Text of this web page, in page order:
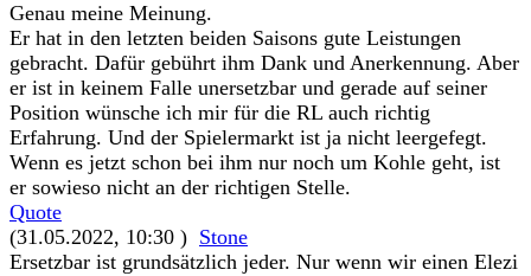
Genau meine Meinung.
Er hat in den letzten beiden Saisons gute Leistungen
gebracht. Dafür gebührt ihm Dank und Anerkennung. Aber
er ist in keinem Falle unersetzbar und gerade auf seiner
Position wünsche ich mir für die RL auch richtig
Erfahrung. Und der Spielermarkt ist ja nicht leergefegt.
Wenn es jetzt schon bei ihm nur noch um Kohle geht, ist
er sowieso nicht an der richtigen Stelle.
Quote
(31.05.2022, 10:30 ) Stone
Ersetzbar ist grundsätzlich jeder. Nur wenn wir einen Elezi